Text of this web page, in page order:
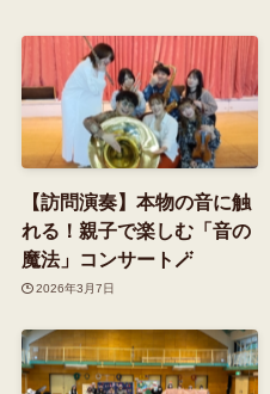
【訪問演奏】本物の音に触
れる！親子で楽しむ「音の
魔法」コンサート🪄
2026年3月7日